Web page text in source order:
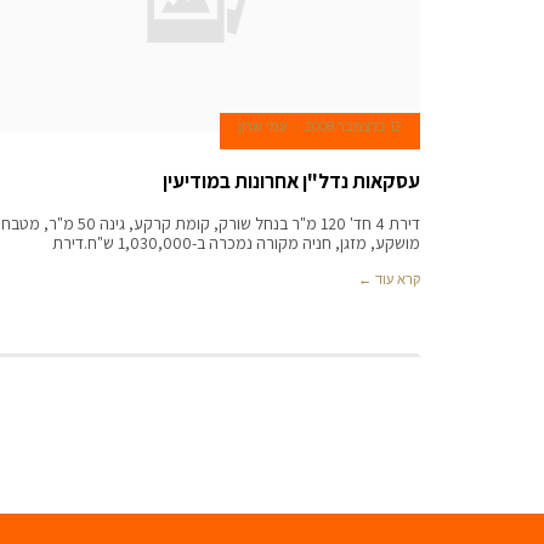
12 בדצמבר 2008 עמי שרון
עסקאות נדל"ן אחרונות במודיעין
דירת 4 חד' 120 מ"ר בנחל שורק, קומת קרקע, גינה 50 מ"ר, מטבח
מושקע, מזגן, חניה מקורה נמכרה ב-1,030,000 ש"ח.דירת
קרא עוד ←